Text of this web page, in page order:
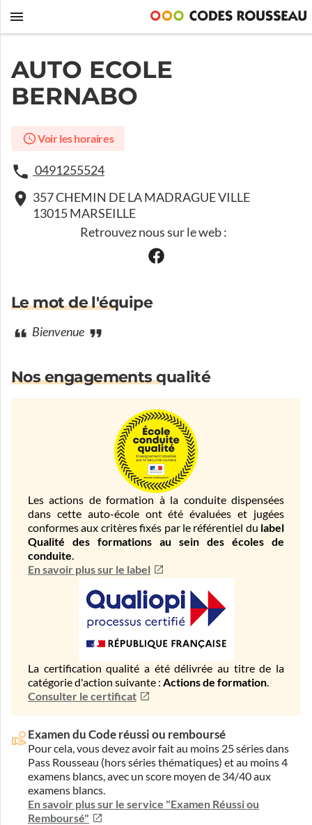
AUTO ECOLE
BERNABO
Voir les horaires
0491255524
357 CHEMIN DE LA MADRAGUE VILLE
13015 MARSEILLE
Retrouvez nous sur le web :
Le mot de l'équipe
Bienvenue
Nos engagements qualité
Les actions de formation à la conduite dispensées
dans cette auto-école ont été évaluées et jugées
conformes aux critères fixés par le référentiel du label
Qualité des formations au sein des écoles de
conduite.
En savoir plus sur le label
La certification qualité a été délivrée au titre de la
catégorie d'action suivante : Actions de formation.
Consulter le certificat
Examen du Code réussi ou remboursé
Pour cela, vous devez avoir fait au moins 25 séries dans
Pass Rousseau (hors séries thématiques) et au moins 4
examens blancs, avec un score moyen de 34/40 aux
examens blancs.
En savoir plus sur le service "Examen Réussi ou
Remboursé"